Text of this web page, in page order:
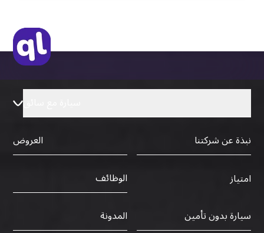
نبذة عن شركتنا
العروض
امتياز
الوظائف
سيارة بدون تأمين
المدونة